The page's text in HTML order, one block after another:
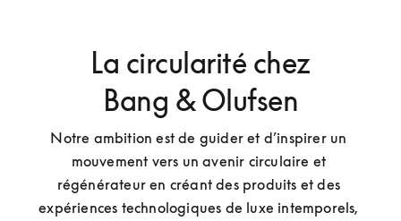
La circularité chez
Bang & Olufsen
Notre ambition est de guider et d’inspirer un
mouvement vers un avenir circulaire et
régénérateur en créant des produits et des
expériences technologiques de luxe intemporels,